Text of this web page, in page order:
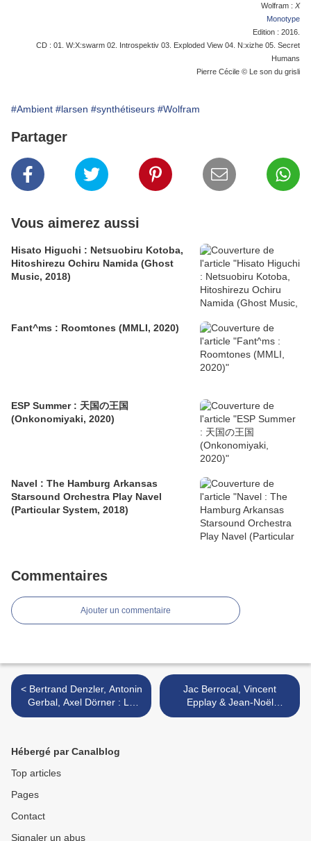
Wolfram : X
Monotype
Edition : 2016.
CD : 01. W:X:swarm 02. Introspektiv 03. Exploded View 04. N:xizhe 05. Secret
Humans
Pierre Cécile © Le son du grisli
#Ambient #larsen #synthétiseurs #Wolfram
Partager
Vous aimerez aussi
Hisato Higuchi : Netsuobiru Kotoba,
Hitoshirezu Ochiru Namida (Ghost
Music, 2018)
Fant^ms : Roomtones (MMLI, 2020)
ESP Summer : 天国の王国
(Onkonomiyaki, 2020)
Navel : The Hamburg Arkansas
Starsound Orchestra Play Navel
(Particular System, 2018)
Commentaires
Ajouter un commentaire
< Bertrand Denzler, Antonin
Gerbal, Axel Dörner : Le
ring (Confront, 2016)
Jac Berrocal, Vincent
Epplay & Jean-Noël
Cognard à Nantes, le 14
Hébergé par Canalblog
Top articles
Pages
Contact
Signaler un abus